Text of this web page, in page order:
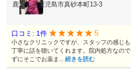
鹿児島県鹿児島市真砂本町13-3
口コミ: 1件 5
小さなクリニックですが、スタッフの感じ
丁寧に話を聴いてくれます。院内処方なの
ずにそこでお薬ま... 続きを読む